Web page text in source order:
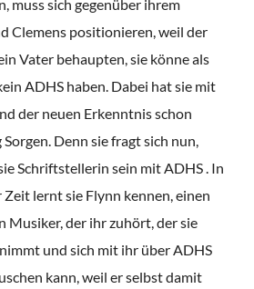
muss sich gegenüber ihrem
Clemens positionieren, weil der
Vater behaupten, sie könne als
ADHS haben. Dabei hat sie mit
der neuen Erkenntnis schon
Sorgen. Denn sie fragt sich nun,
Schriftstellerin sein mit ADHS . In
Zeit lernt sie Flynn kennen, einen
Musiker, der ihr zuhört, der sie
und sich mit ihr über ADHS
kann, weil er selbst damit